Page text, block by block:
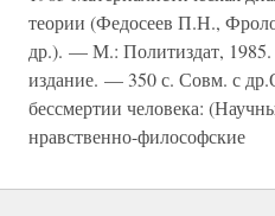
теории (Федосеев П.Н.,
др.). — М.: Политиздат, 1985.
издание. — 350 с. Совм. с
бессмертии человека:
нравственно-философские